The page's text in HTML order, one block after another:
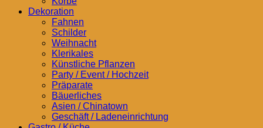
Dekoration
Fahnen
Schilder
Weihnacht
Klerikales
Künstliche Pflanzen
Party / Event / Hochzeit
Präparate
Bäuerliches
Asien / Chinatown
Geschäft / Ladeneinrichtung